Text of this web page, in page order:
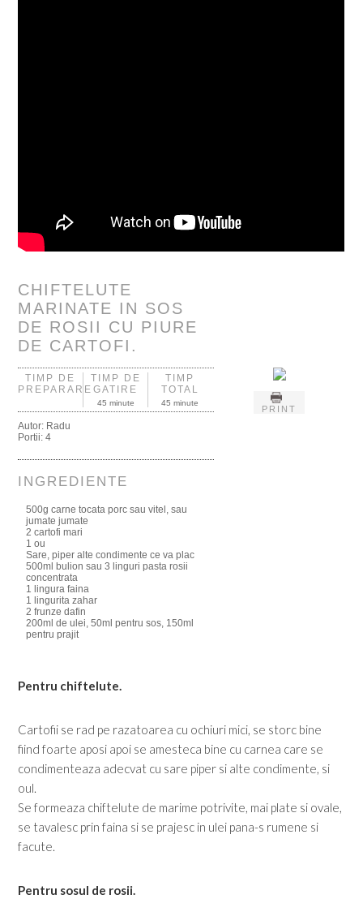
CHIFTELUTE
MARINATE IN SOS
DE ROSII CU PIURE
DE CARTOFI.
PRINT
TIMP DE
PREPARARE
TIMP DE
GATIRE
45 minute
TIMP
TOTAL
45 minute
Autor: Radu
Portii:4
INGREDIENTE
500g carne tocata porc sau vitel, sau
jumate jumate
2 cartofi mari
1 ou
Sare, piper alte condimente ce va plac
500ml bulion sau 3 linguri pasta rosii
concentrata
1 lingura faina
1 lingurita zahar
2 frunze dafin
200ml de ulei, 50ml pentru sos, 150ml
pentru prajit
Pentru chiftelute.
Cartofii se rad pe razatoarea cu ochiuri mici, se storc bine
fiind foarte aposi apoi se amesteca bine cu carnea care se
condimenteaza adecvat cu sare piper si alte condimente, si
oul.
Se formeaza chiftelute de marime potrivite, mai plate si ovale,
se tavalesc prin faina si se prajesc in ulei pana-s rumene si
facute.
Pentru sosul de rosii.